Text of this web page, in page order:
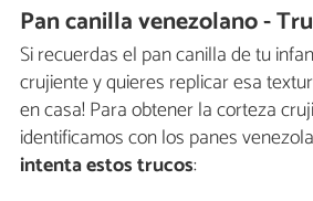
Pan canilla venezolano -
Si recuerdas el pan canilla de tu
crujiente y quieres replicar esa
en casa! Para obtener la corteza
identificamos con los panes
intenta estos trucos: